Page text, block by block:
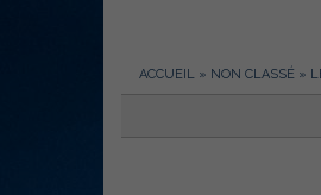
ACCUEIL » NON CLASSÉ »